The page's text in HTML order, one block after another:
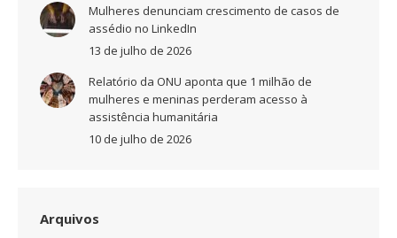
Mulheres denunciam crescimento de casos de
assédio no LinkedIn
13 de julho de 2026
Relatório da ONU aponta que 1 milhão de
mulheres e meninas perderam acesso à
assistência humanitária
10 de julho de 2026
Arquivos